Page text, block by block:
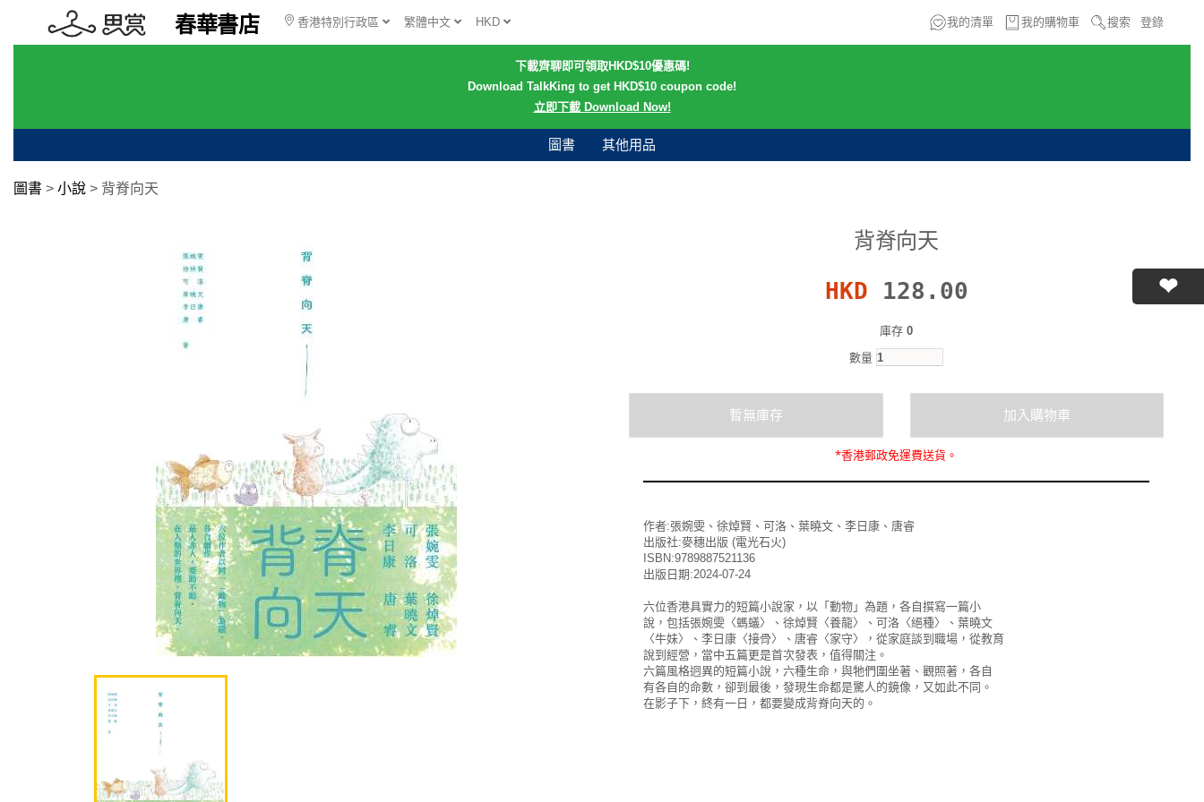
春華書店 香港特別行政區 繁體中文 HKD 我的清單 我的購物車 搜索 登錄
下載齊聊即可領取HKD$10優惠碼!
Download TalkKing to get HKD$10 coupon code!
立即下載 Download Now!
圖書 其他用品
圖書 > 小說 > 背脊向天
背脊向天
HKD 128.00
庫存 0
數量
*香港郵政免運費送貨。
作者:張婉雯、徐焯賢、可洛、葉曉文、李日康、唐睿
出版社:麥穗出版 (電光石火)
ISBN:9789887521136
出版日期:2024-07-24
六位香港具實力的短篇小說家，以「動物」為題，各自撰寫一篇小
說，包括張婉雯〈螞蟻〉、徐焯賢〈養龍〉、可洛〈絕種〉、葉曉文
〈牛妹〉、李日康〈接骨〉、唐睿〈家守〉，從家庭談到職場，從教育
說到經營，當中五篇更是首次發表，值得關注。
六篇風格迥異的短篇小說，六種生命，與牠們圍坐著、觀照著，各自
有各自的命數，卻到最後，發現生命都是驚人的鏡像，又如此不同。
在影子下，終有一日，都要變成背脊向天的。